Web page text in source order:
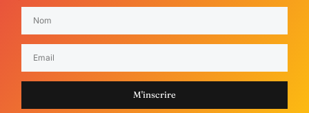
M'inscrire